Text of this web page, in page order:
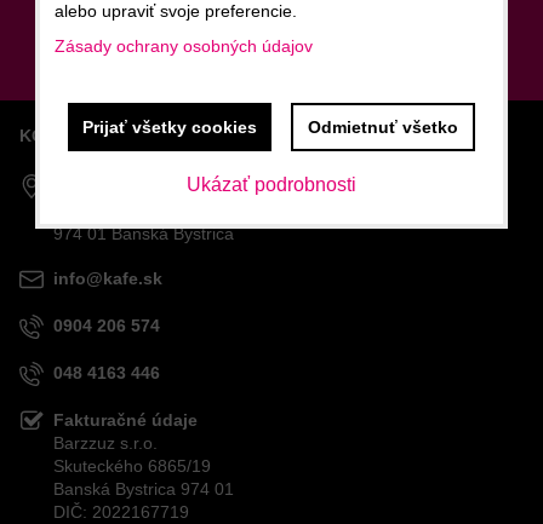
Odoberať
KONTAKTY
974 01 Banská Bystrica
info@kafe.sk
0904 206 574
048 4163 446
Fakturačné údaje
Barzzuz s.r.o.
Skuteckého 6865/19
Banská Bystrica 974 01
DIČ: 2022167719
alebo upraviť svoje preferencie.
Zásady ochrany osobných údajov
Ukázať podrobnosti
Prijať všetky cookies Odmietnuť všetko